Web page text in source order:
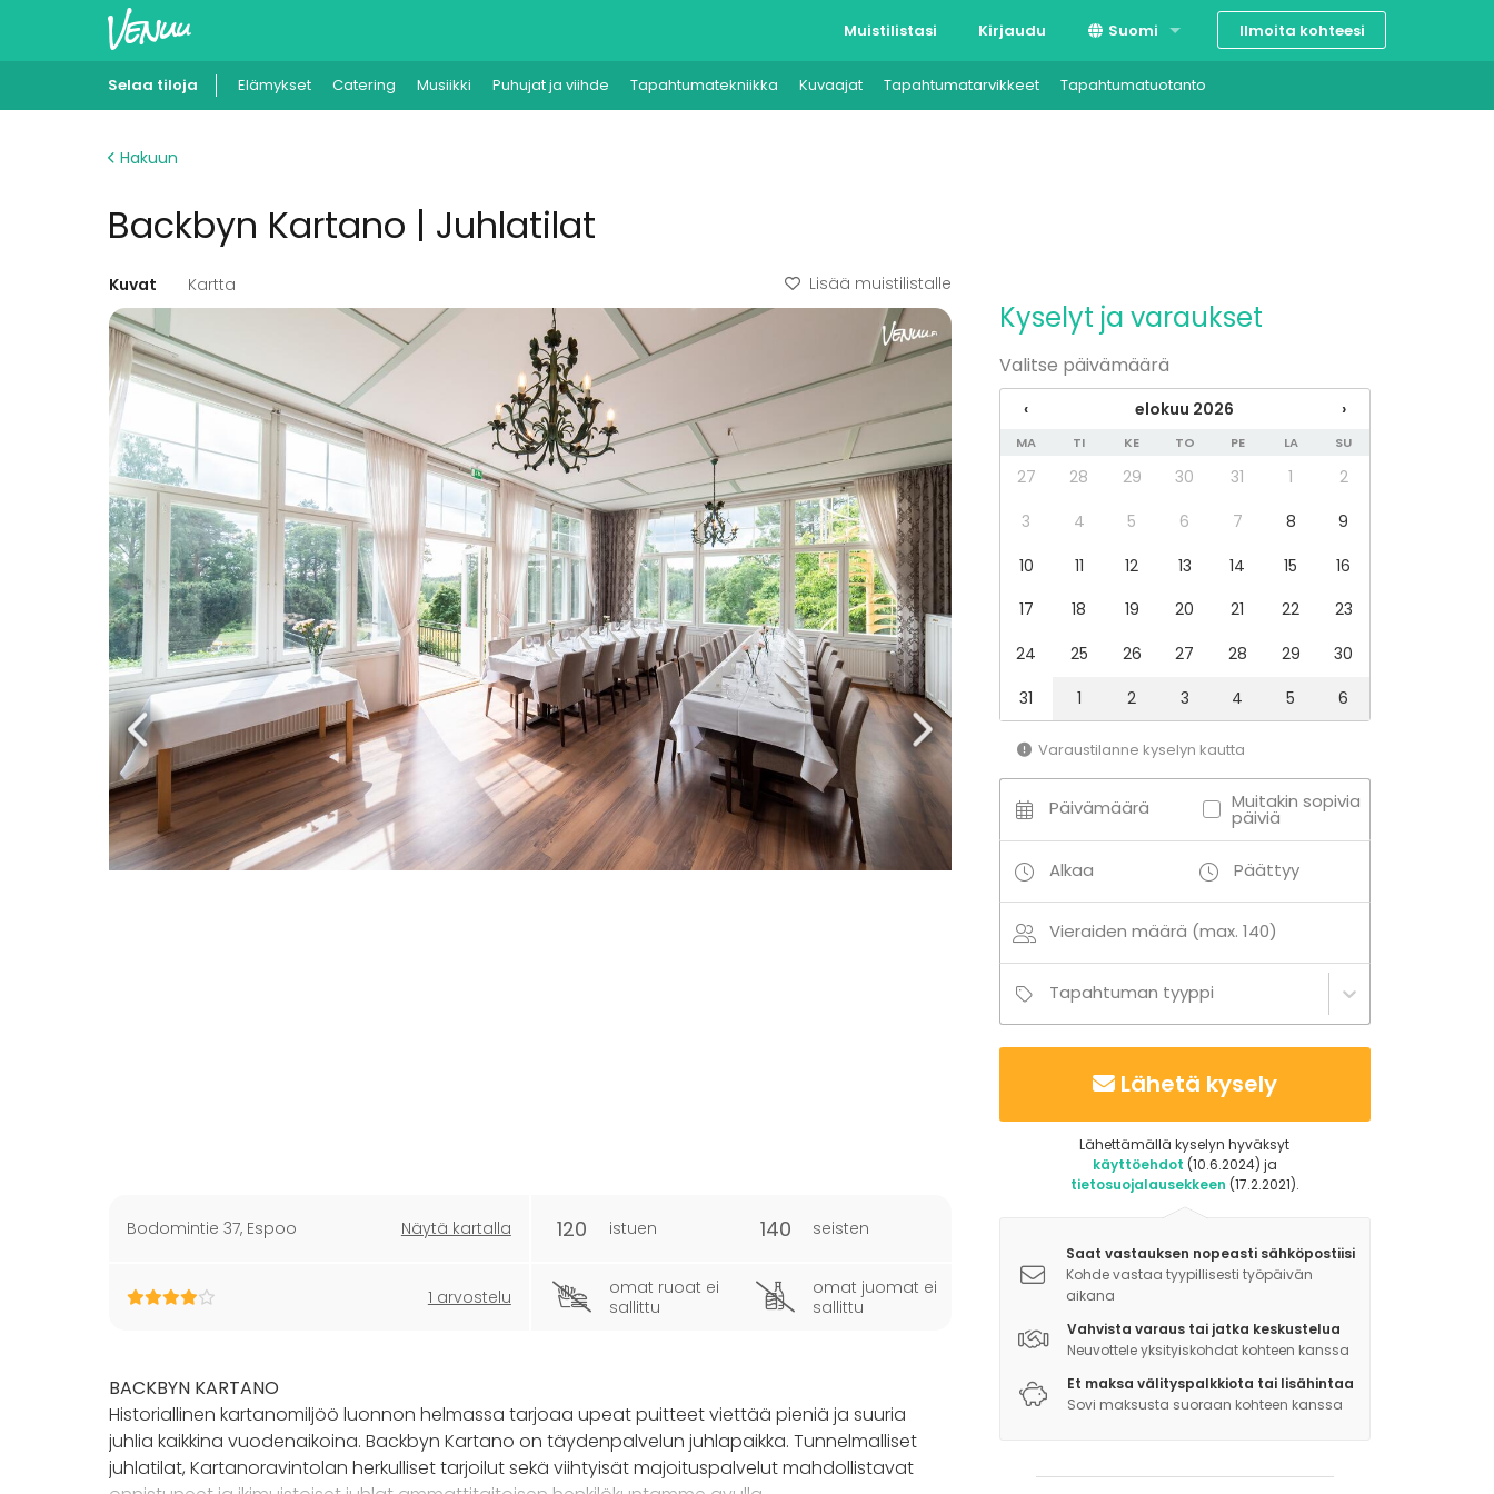
Muistilistasi Kirjaudu Suomi
Svenska
Ilmoita kohteesi
Selaa tiloja Elämykset Catering Musiikki Puhujat ja viihde Tapahtumatekniikka Kuvaajat Tapahtumatarvikkeet Tapahtumatuotanto
Hakuun
Backbyn Kartano | Juhlatilat
Kuvat Kartta Lisää muistilistalle
Bodomintie 37, Espoo Näytä kartalla
1 arvostelu
120 istuen 140 seisten
omat ruoat ei
sallittu
omat juomat ei
sallittu
BACKBYN KARTANO
Historiallinen kartanomiljöö luonnon helmassa tarjoaa upeat puitteet viettää pieniä ja suuria
juhlia kaikkina vuodenaikoina. Backbyn Kartano on täydenpalvelun juhlapaikka. Tunnelmalliset
juhlatilat, Kartanoravintolan herkulliset tarjoilut sekä viihtyisät majoituspalvelut mahdollistavat
Kyselyt ja varaukset
Valitse päivämäärä
‹ elokuu 2026 ›
MA TI KE TO PE LA SU
27 28 29 30 31 1
2
3
4 5 6 7 8
9
10
11 12 13 14 15
16
17
18 19 20 21 22
23
24
25 26 27 28 29
30
31
1 2 3 4 5 6
Varaustilanne kyselyn kautta
Päivämäärä Muitakin sopivia
päiviä
Alkaa Päättyy
Vieraiden määrä (max. 140)
Tapahtuman tyyppi
Lähetä kysely
Lähettämällä kyselyn hyväksyt
käyttöehdot (10.6.2024) ja
tietosuojalausekkeen (17.2.2021).
Saat vastauksen nopeasti sähköpostiisi
Kohde vastaa tyypillisesti työpäivän
aikana
Vahvista varaus tai jatka keskustelua
Neuvottele yksityiskohdat kohteen kanssa
Et maksa välityspalkkiota tai lisähintaa
Sovi maksusta suoraan kohteen kanssa